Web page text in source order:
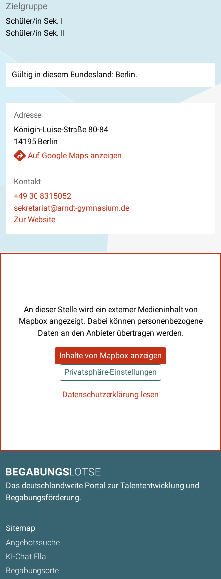
Zielgruppe
Schüler/in Sek. I
Schüler/in Sek. II
Gültig in diesem Bundesland: Berlin.
Adresse
Königin-Luise-Straße 80-84
14195 Berlin
Auf Google Maps anzeigen
Kontakt
Telefon
+49 30 8315052
E-Mail
sekretariat@arndt-gymnasium.de
Website
Zur Website
An dieser Stelle wird ein externer Medieninhalt von
Mapbox angezeigt. Dabei können personenbezogene
Daten an den Anbieter übertragen werden.
Inhalte von Mapbox anzeigen
Privatsphäre-Einstellungen
Datenschutzerklärung lesen
Begabungslotse
Das deutschlandweite Portal zur Talententwicklung und
Begabungsförderung.
Sitemap
Angebotssuche
KI-Chat Ella
Begabungsorte